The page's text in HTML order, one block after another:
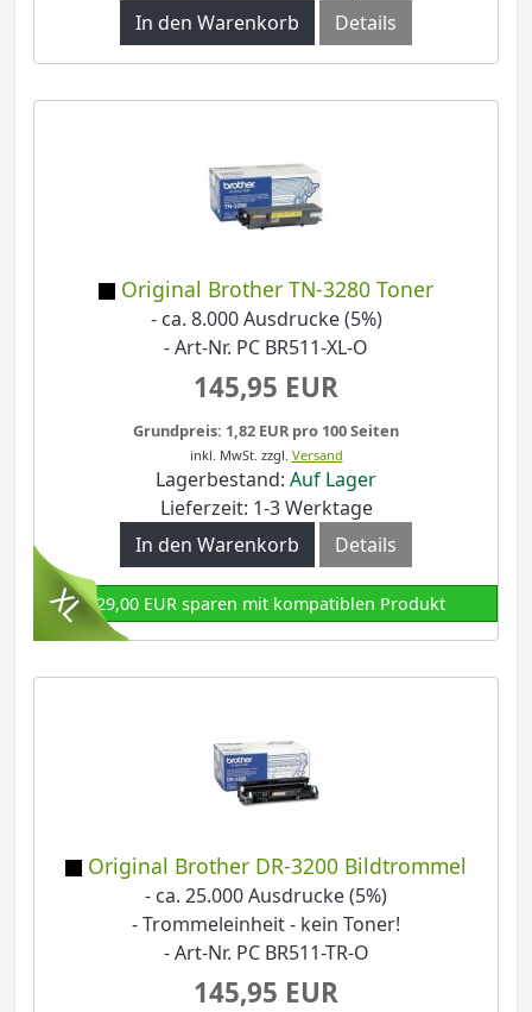
In den Warenkorb
Details
Original Brother TN-3280 Toner
- ca. 8.000 Ausdrucke (5%)
- Art-Nr. PC BR511-XL-O
145,95 EUR
Grundpreis: 1,82 EUR pro 100 Seiten
inkl. MwSt. zzgl. Versand
Lagerbestand: Auf Lager
Lieferzeit: 1-3 Werktage
In den Warenkorb
Details
129,00 EUR sparen mit kompatiblen Produkt
Original Brother DR-3200 Bildtrommel
- ca. 25.000 Ausdrucke (5%)
- Trommeleinheit - kein Toner!
- Art-Nr. PC BR511-TR-O
145,95 EUR